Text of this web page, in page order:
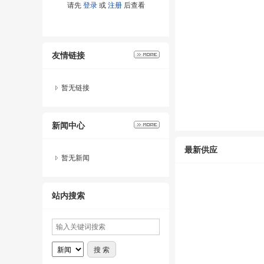
请先 登录或 注册后查看
友情链接
暂无链接
新闻中心
暂无新闻
站内搜索
最新供应